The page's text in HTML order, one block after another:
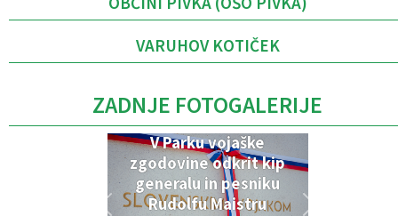
VARUHOV KOTIČEK
ZADNJE FOTOGALERIJE
V Parku vojaške
zgodovine odkrit kip
generalu in pesniku
Rudolfu Maistru